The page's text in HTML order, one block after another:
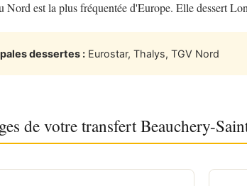
Nord est la plus fréquentée d'Europe. Elle dessert
dessertes : Eurostar, Thalys, TGV Nord
de votre transfert Beauchery-